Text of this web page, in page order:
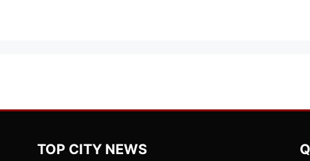
TOP CITY NEWS